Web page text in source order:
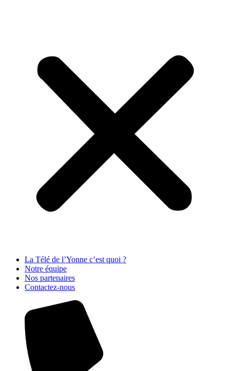
La Télé de l’Yonne c’est quoi ?
Notre équipe
Nos partenaires
Contactez-nous